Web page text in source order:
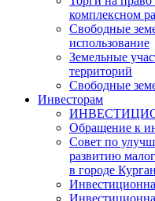
комплексном
Свободные
использование
Земельные
территорий
Свободные
Инвесторам
Обращение к
Совет по
развитию
в городе